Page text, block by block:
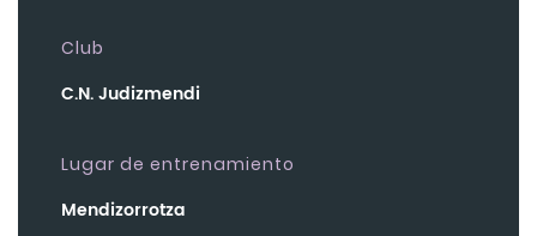
Club
C.N. Judizmendi
Lugar de entrenamiento
Mendizorrotza